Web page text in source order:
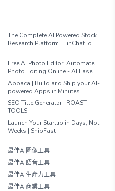
The Complete AI Powered Stock
Research Platform | FinChat.io
Free AI Photo Editor: Automate
Photo Editing Online - AI Ease
Appaca | Build and Ship your AI-
powered Apps in Minutes
SEO Title Generator | ROAST
TOOLS
Launch Your Startup in Days, Not
Weeks | ShipFast
最佳AI圖像工具
最佳AI語音工具
最佳AI生產力工具
最佳AI商業工具